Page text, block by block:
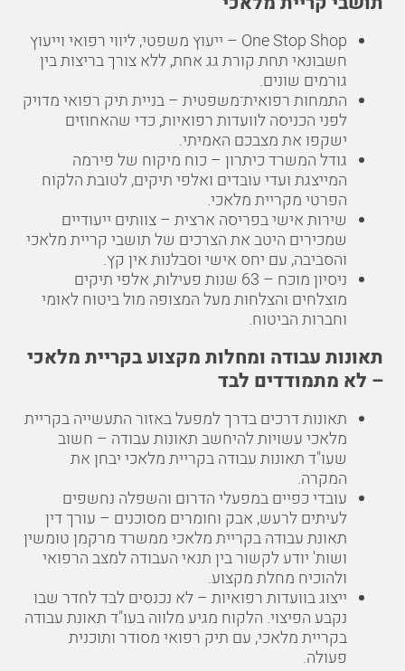
One Stop Shop – ייעוץ משפטי, ליווי רפואי וייעוץ
חשבונאי תחת קורת גג אחת, ללא צורך בריצות בין
גורמים שונים.
התמחות רפואית־משפטית – בניית תיק רפואי מדויק
לפני הכניסה לוועדות רפואיות, כדי שהאחוזים
ישקפו את מצבכם האמיתי.
גודל המשרד כיתרון – כוח מיקוח של פירמה
המייצגת ועדי עובדים ואלפי תיקים, לטובת הלקוח
הפרטי מקריית מלאכי.
שירות אישי בפריסה ארצית – צוותים ייעודיים
שמכירים היטב את הצרכים של תושבי קריית מלאכי
והסביבה, עם יחס אישי וסבלנות אין קץ.
ניסיון מוכח – 63 שנות פעילות, אלפי תיקים
מוצלחים והצלחות מעל המצופה מול ביטוח לאומי
וחברות הביטוח.
תאונות עבודה ומחלות מקצוע בקריית מלאכי
– לא מתמודדים לבד
תאונות דרכים בדרך למפעל באזור התעשייה בקריית
מלאכי עשויות להיחשב תאונות עבודה – חשוב
שעו"ד תאונות עבודה בקריית מלאכי יבחן את
המקרה.
עובדי כפיים במפעלי הדרום והשפלה נחשפים
לעיתים לרעש, אבק וחומרים מסוכנים – עורך דין
תאונת עבודה בקריית מלאכי ממשרד מרקמן טומשין
ושות' יודע לקשור בין תנאי העבודה למצב הרפואי
ולהוכיח מחלת מקצוע.
ייצוג בוועדות רפואיות – לא נכנסים לבד לחדר שבו
נקבע הפיצוי. הלקוח מגיע מלווה בעו"ד תאונת עבודה
בקריית מלאכי, עם תיק רפואי מסודר ותוכנית
פעולה.